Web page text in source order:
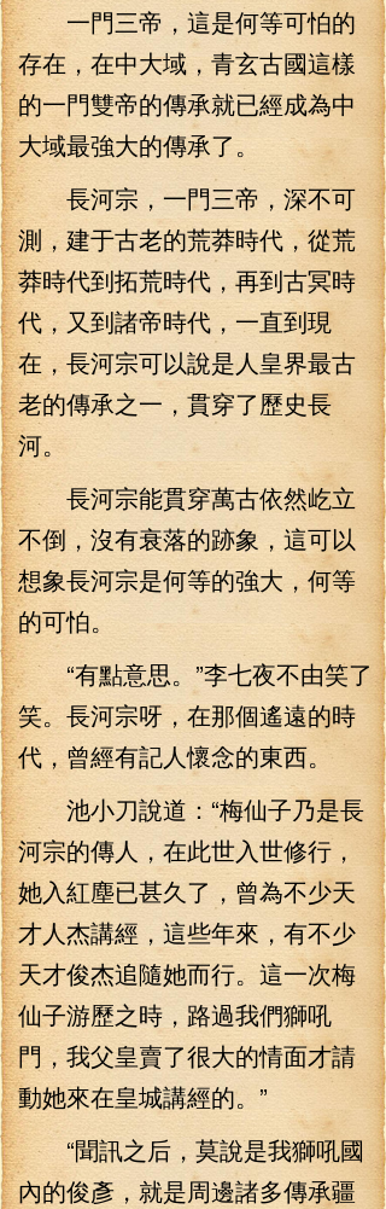
一門三帝，這是何等可怕的
存在，在中大域，青玄古國這樣
的一門雙帝的傳承就已經成為中
大域最強大的傳承了。
長河宗，一門三帝，深不可
測，建于古老的荒莽時代，從荒
莽時代到拓荒時代，再到古冥時
代，又到諸帝時代，一直到現
在，長河宗可以說是人皇界最古
老的傳承之一，貫穿了歷史長
河。
長河宗能貫穿萬古依然屹立
不倒，沒有衰落的跡象，這可以
想象長河宗是何等的強大，何等
的可怕。
“有點意思。”李七夜不由笑了
笑。長河宗呀，在那個遙遠的時
代，曾經有記人懷念的東西。
池小刀說道：“梅仙子乃是長
河宗的傳人，在此世入世修行，
她入紅塵已甚久了，曾為不少天
才人杰講經，這些年來，有不少
天才俊杰追隨她而行。這一次梅
仙子游歷之時，路過我們獅吼
門，我父皇賣了很大的情面才請
動她來在皇城講經的。”
“聞訊之后，莫說是我獅吼國
內的俊彥，就是周邊諸多傳承疆